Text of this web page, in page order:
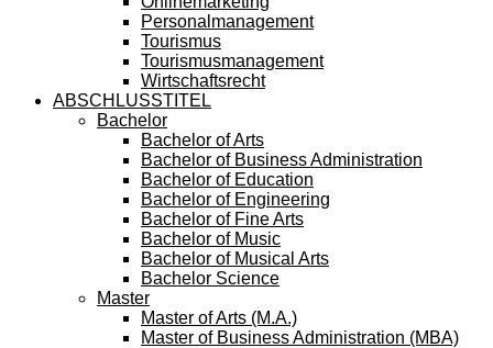
Personalmanagement
Tourismus
Tourismusmanagement
Wirtschaftsrecht
ABSCHLUSSTITEL
Bachelor
Bachelor of Arts
Bachelor of Business Administration
Bachelor of Education
Bachelor of Engineering
Bachelor of Fine Arts
Bachelor of Music
Bachelor of Musical Arts
Bachelor Science
Master
Master of Arts (M.A.)
Master of Business Administration (MBA)